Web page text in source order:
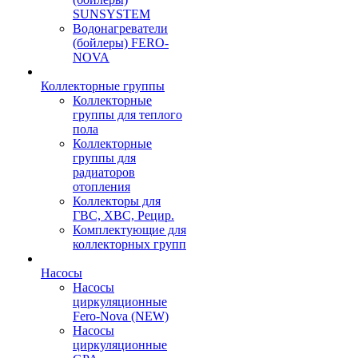
SUNSYSTEM
Водонагреватели
(бойлеры) FERO-
NOVA
Коллекторные группы
Коллекторные
группы для теплого
пола
Коллекторные
группы для
радиаторов
отопления
Коллекторы для
ГВС, ХВС, Рецир.
Комплектующие для
коллекторных групп
Насосы
Насосы
циркуляционные
Fero-Nova (NEW)
Насосы
циркуляционные